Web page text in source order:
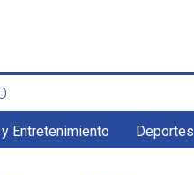
Entretenimiento Deportes